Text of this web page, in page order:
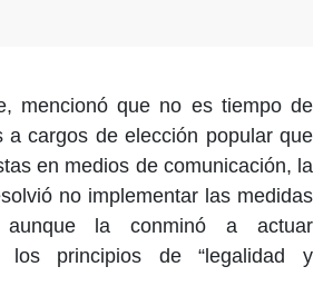
mencionó que no es tiempo de
a cargos de elección popular que
en medios de comunicación, la
no implementar las medidas
aunque la conminó a actuar
los principios de “legalidad y